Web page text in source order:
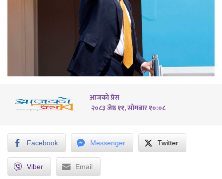
आजको प्रेस
२०८३ जेष्ठ ११, सोमबार १०:०८
Facebook Messenger Twitter
Viber Email